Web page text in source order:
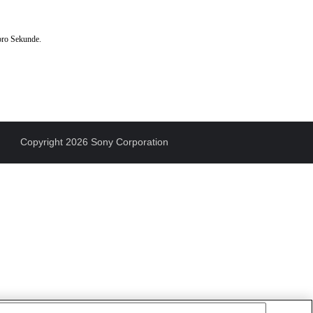
Sekunde.
Copyright 2026 Sony Corporation